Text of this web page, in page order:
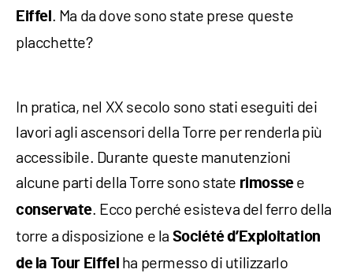
Eiffel . Ma da dove sono state prese queste
placchette?
In pratica, nel XX secolo sono stati eseguiti dei
lavori agli ascensori della Torre per renderla più
accessibile. Durante queste manutenzioni
alcune parti della Torre sono state rimossee
conservate. Ecco perché esisteva del ferro della
torre a disposizione e la Société d’Exploitation
de la Tour Eiffel ha permesso di utilizzarlo